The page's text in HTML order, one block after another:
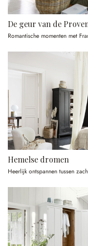
De geur van de
Romantische momenten met
Hemelse dromen
Heerlijk ontspannen tussen